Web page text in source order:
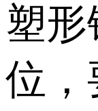
塑形
位，